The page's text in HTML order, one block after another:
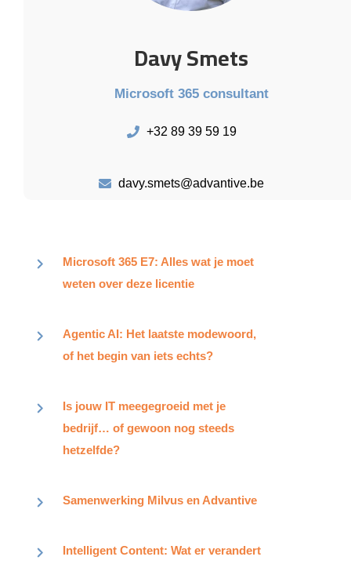
Davy Smets
Microsoft 365 consultant
+32 89 39 59 19
davy.smets@advantive.be
Microsoft 365 E7: Alles wat je moet
weten over deze licentie
Agentic AI: Het laatste modewoord,
of het begin van iets echts?
Is jouw IT meegegroeid met je
bedrijf… of gewoon nog steeds
hetzelfde?
Samenwerking Milvus en Advantive​
Intelligent Content: Wat er verandert